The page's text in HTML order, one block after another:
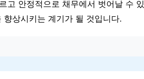
고 안정적으로 채무에서 벗어날 수 있
상시키는 계기가 될 것입니다.